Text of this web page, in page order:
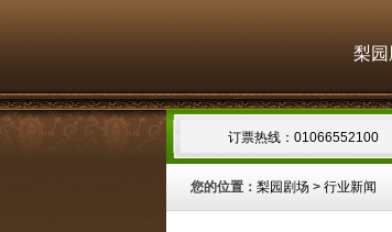
梨园
订票热线：01066552100
您的位置： 梨园剧场> 行业新闻